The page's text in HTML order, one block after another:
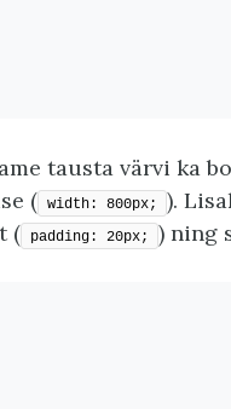
tausta värvi ka
( width: 800px;
).
(
padding: 20px;
) ning